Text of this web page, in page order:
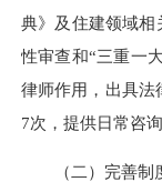
典》及住建领域相
性审查和“三重一
律师作用，出具法
7次，提供日常咨
（二）完善